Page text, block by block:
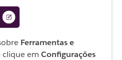
Ferramentas e
clique em Configurações